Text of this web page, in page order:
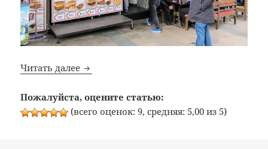
Читать далее Bon Appetit: №333: Semazen Cafe &
Пожалуйста, оцените статью:
(всего оценок: 9, средняя: 5,00 из 5)